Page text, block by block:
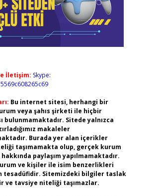
İletişim: Skype:
Bu internet sitesi, herhangi bir
veya şahıs şirketi ile hiçbir
bulunmamaktadır. Sitede yalnızca
makaleler
Burada yer alan içerikler
taşımamakta olup, gerçek kurum
paylaşım yapılmamaktadır.
ve kişiler ile isim benzerlikleri
tesadüfidir. Sitemizdeki bilgiler taslak
ve tavsiye niteliği taşımazlar.